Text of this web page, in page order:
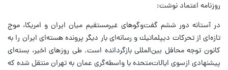
روزنامه اعتماد نوشت:
در آستانه دور ششم گفت‌وگوهای غیرمستقیم میان ایران و امریكا، موج
تازه‌ای از تحركات دیپلماتیك و رسانه‌ای بار دیگر پرونده هسته‌ای ایران را به
كانون توجه محافل بین‌المللی بازگردانده است. طی روزهای اخیر، بسته‌ای
پیشنهادی از‌سوی ایالات‌متحده با واسطه‌گری عمان به تهران منتقل شده كه